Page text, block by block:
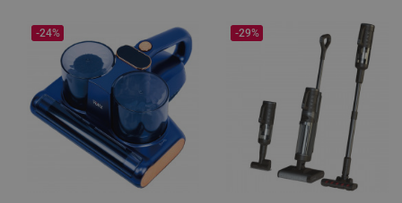
-24% -29%